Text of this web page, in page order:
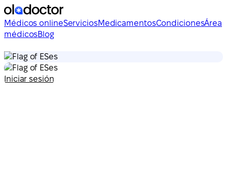
Médicos onlineServiciosMedicamentosCondicionesÁrea
médicosBlog
es
es
Iniciar sesión